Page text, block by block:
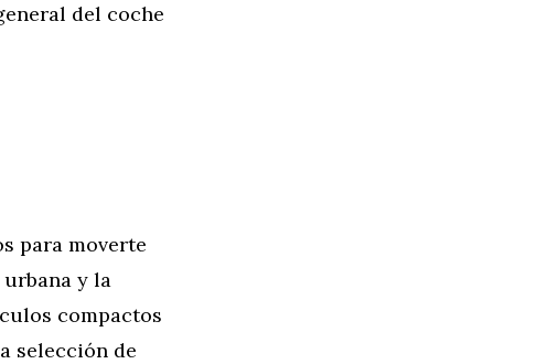
del coche
para moverte
y la
compactos
selección de